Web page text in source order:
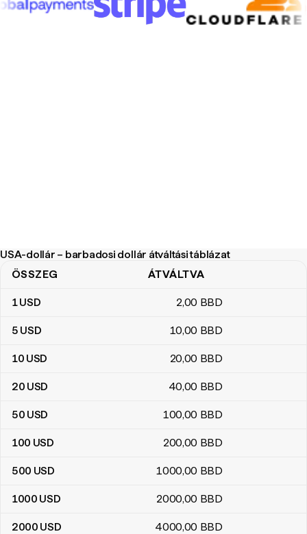
USA-dollár – barbadosi dollár átváltási táblázat
USA-dollár – barbadosi dollár átváltási táblázat
ÖSSZEG ÁTVÁLTVA
1USD 2,00 BBD
5 USD 10,00 BBD
10 USD 20,00 BBD
20 USD 40,00 BBD
50 USD 100,00 BBD
100 USD 200,00 BBD
500 USD 1000,00 BBD
1000 USD 2000,00 BBD
2000 USD 4000,00 BBD